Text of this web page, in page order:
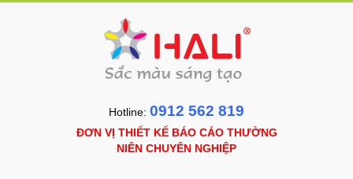
Hotline: 0912 562 819
ĐƠN VỊ THIẾT KẾ BÁO CÁO THƯỜNG
NIÊN CHUYÊN NGHIỆP